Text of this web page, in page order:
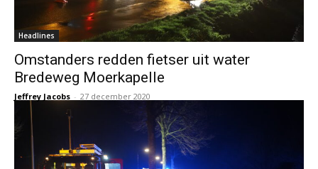
Headlines
Omstanders redden fietser uit water
Bredeweg Moerkapelle
Jeffrey Jacobs - 27 december 2020